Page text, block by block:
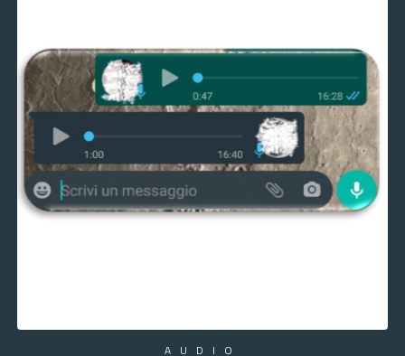
AUDIO